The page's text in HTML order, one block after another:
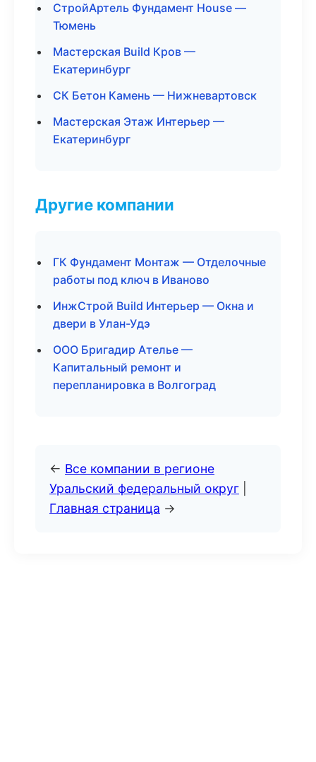
СтройАртель Фундамент House —
Тюмень
Мастерская Build Кров —
Екатеринбург
СК Бетон Камень — Нижневартовск
Мастерская Этаж Интерьер —
Екатеринбург
Другие компании
ГК Фундамент Монтаж — Отделочные
работы под ключ в Иваново
ИнжСтрой Build Интерьер — Окна и
двери в Улан-Удэ
ООО Бригадир Ателье —
Капитальный ремонт и
перепланировка в Волгоград
← Все компании в регионе
Уральский федеральный округ
Главная страница →